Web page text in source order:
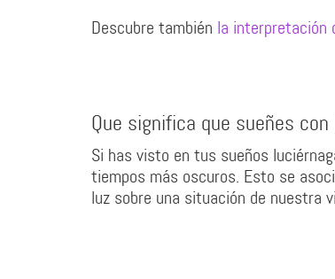
Descubre también la interpretación
Que significa que sueñes
Si has visto en tus sueños
tiempos más oscuros. Esto se
luz sobre una situación de nuestra